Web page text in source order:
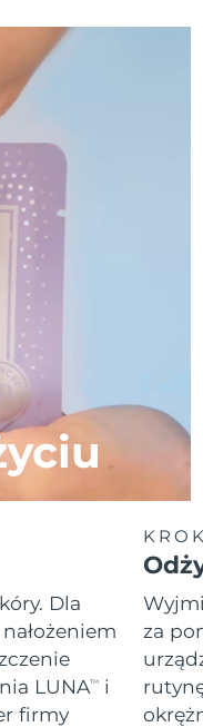
Dla
LUNATM
i
firmy
za
czas dostawy
czas dostawy
czas dostawy
czas dostawy
czas dostawy
czas dostawy
8/8/26
czas dostawy
8/8/26
czas dostawy
8/16/26
czas dostawy
8/10/26